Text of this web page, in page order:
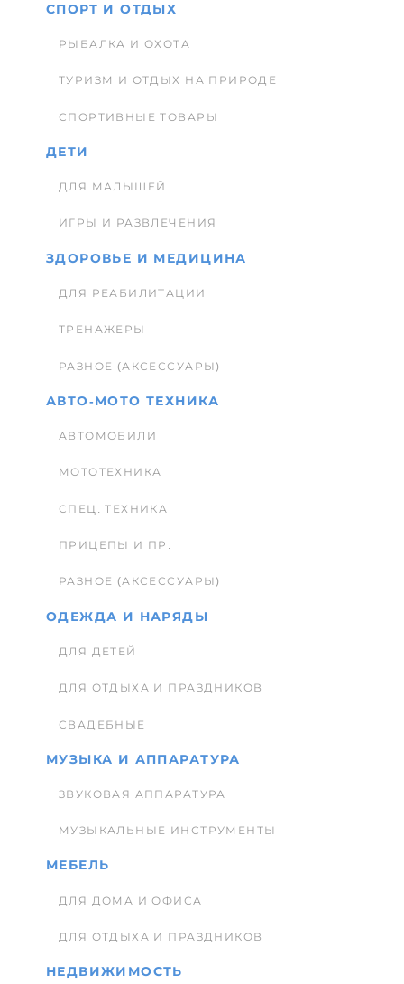
СПОРТ И ОТДЫХ
РЫБАЛКА И ОХОТА
ТУРИЗМ И ОТДЫХ НА ПРИРОДЕ
СПОРТИВНЫЕ ТОВАРЫ
ДЕТИ
ДЛЯ МАЛЫШЕЙ
ИГРЫ И РАЗВЛЕЧЕНИЯ
ЗДОРОВЬЕ И МЕДИЦИНА
ДЛЯ РЕАБИЛИТАЦИИ
ТРЕНАЖЕРЫ
РАЗНОЕ (АКСЕССУАРЫ)
АВТО-МОТО ТЕХНИКА
АВТОМОБИЛИ
МОТОТЕХНИКА
СПЕЦ. ТЕХНИКА
ПРИЦЕПЫ И ПР.
РАЗНОЕ (АКСЕССУАРЫ)
ОДЕЖДА И НАРЯДЫ
ДЛЯ ДЕТЕЙ
ДЛЯ ОТДЫХА И ПРАЗДНИКОВ
СВАДЕБНЫЕ
МУЗЫКА И АППАРАТУРА
ЗВУКОВАЯ АППАРАТУРА
МУЗЫКАЛЬНЫЕ ИНСТРУМЕНТЫ
МЕБЕЛЬ
ДЛЯ ДОМА И ОФИСА
ДЛЯ ОТДЫХА И ПРАЗДНИКОВ
НЕДВИЖИМОСТЬ